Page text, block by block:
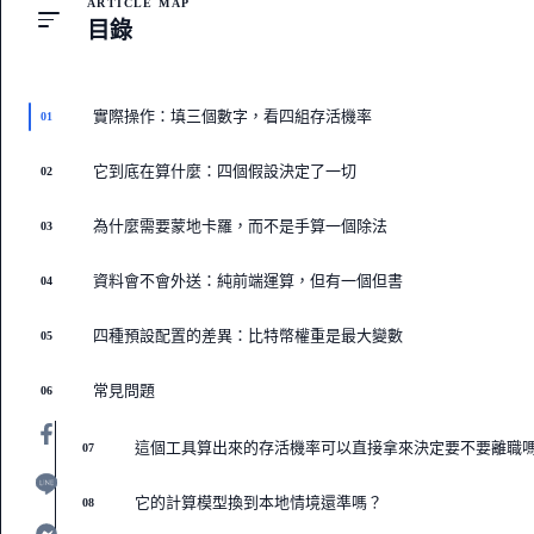
目錄
01 實際操作：填三個數字，看四組存活機率
02 它到底在算什麼：四個假設決定了一切
03 為什麼需要蒙地卡羅，而不是手算一個除法
04 資料會不會外送：純前端運算，但有一個但書
05 四種預設配置的差異：比特幣權重是最大變數
06 常見問題
07 這個工具算出來的存活機率可以直接拿來決定要不要離職
08 它的計算模型換到本地情境還準嗎？